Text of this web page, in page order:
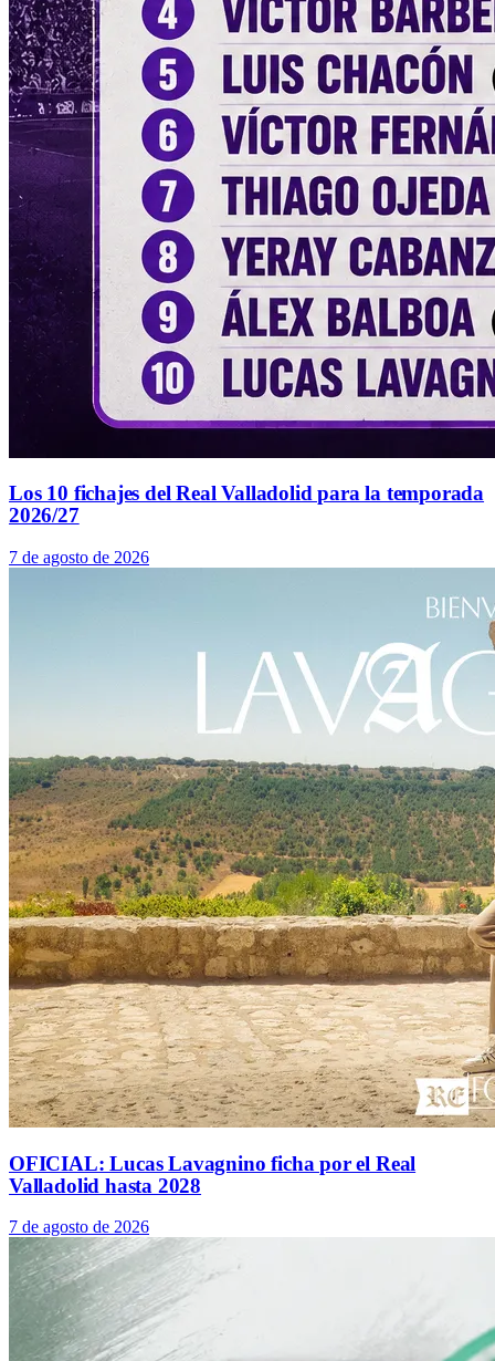
Los 10 fichajes del Real Valladolid para la temporada
2026/27
7 de agosto de 2026
OFICIAL: Lucas Lavagnino ficha por el Real
Valladolid hasta 2028
7 de agosto de 2026